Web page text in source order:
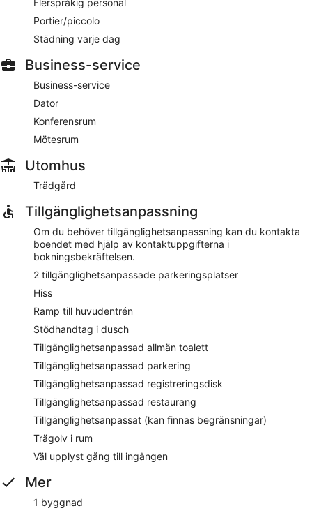
Boendet har rumsservice (under begränsade tider).
Portier/piccolo
Städning varje dag
Business-service
Business-service
Dator
Konferensrum
Mötesrum
Utomhus
Trädgård
Tillgänglighetsanpassning
Om du behöver tillgänglighetsanpassning kan du kontakta
boendet med hjälp av kontaktuppgifterna i
bokningsbekräftelsen.
2 tillgänglighetsanpassade parkeringsplatser
Hiss
Ramp till huvudentrén
Stödhandtag i dusch
Tillgänglighetsanpassad allmän toalett
Tillgänglighetsanpassad parkering
Tillgänglighetsanpassad registreringsdisk
Tillgänglighetsanpassad restaurang
Tillgänglighetsanpassat (kan finnas begränsningar)
Trägolv i rum
Väl upplyst gång till ingången
Mer
1 byggnad